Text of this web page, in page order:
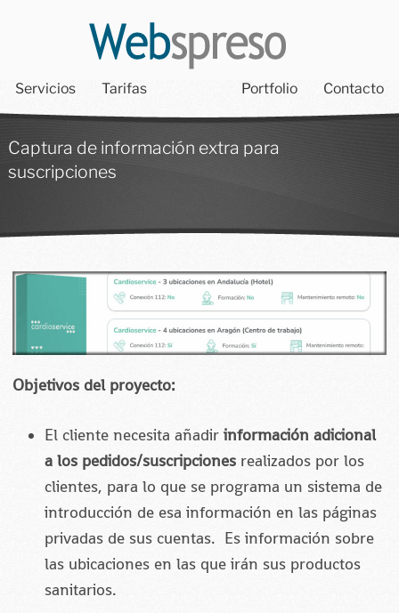
Servicios Tarifas Portfolio Contacto
Captura de información extra para
suscripciones
Objetivos del proyecto:
El cliente necesita añadir información adicional
a los pedidos/suscripcionesrealizados por los
clientes, para lo que se programa un sistema de
introducción de esa información en las páginas
privadas de sus cuentas. Es información sobre
las ubicaciones en las que irán sus productos
sanitarios.